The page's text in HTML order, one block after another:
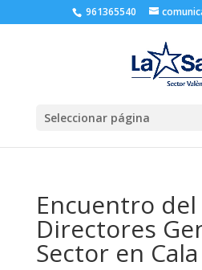
961365540
Seleccionar página
Encuentro del
Directores
Sector en